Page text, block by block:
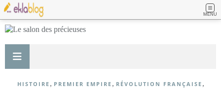
MENU
HISTOIRE , PREMIER EMPIRE , RÉVOLUTION FRANÇAISE ,